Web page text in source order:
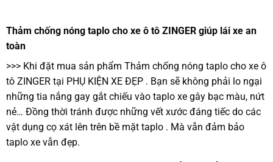
Thảm chống nóng taplo cho xe ô tô ZINGER giúp lái xe an
toàn
>>> Khi đặt mua sản phẩm Thảm chống nóng taplo cho xe ô
tô ZINGER tại PHỤ KIỆN XE ĐẸP . Bạn sẽ không phải lo ngại
những tia nắng gay gắt chiếu vào taplo xe gây bạc màu, nứt
nẻ… Đồng thời tránh được những vết xước đáng tiếc do các
vật dụng cọ xát lên trên bề mặt taplo . Mà vẫn đảm bảo
taplo xe vẫn đẹp.